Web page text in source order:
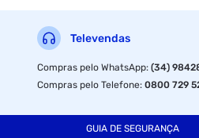
Material
Televendas
Compras pelo WhatsApp:(34)
Compras pelo Telefone:0800 729
GUIA DE SEGURANÇA